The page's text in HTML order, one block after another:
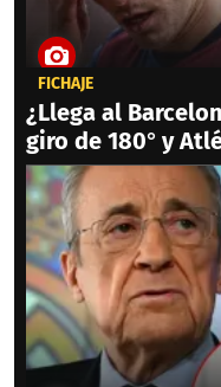
FICHAJE
¿Llega al
giro de 180° y